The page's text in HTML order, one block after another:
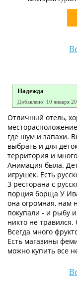
Надежда
Добавлено: 10 января
Отличный отель,
где шум и запахи.
выбрать и для
территория и
Анимация была.
игрушек. Есть
3 ресторана с
порция борща У
она огромная, нам
покупали - и рыбу
никто не
Всегда много
Есть магазины
можно купить все